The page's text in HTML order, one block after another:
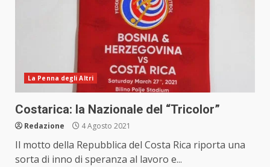
La Penna degli Altri
Costarica: la Nazionale del “Tricolor”
Redazione 4 Agosto 2021
Il motto della Repubblica del Costa Rica riporta una
sorta di inno di speranza al lavoro e...